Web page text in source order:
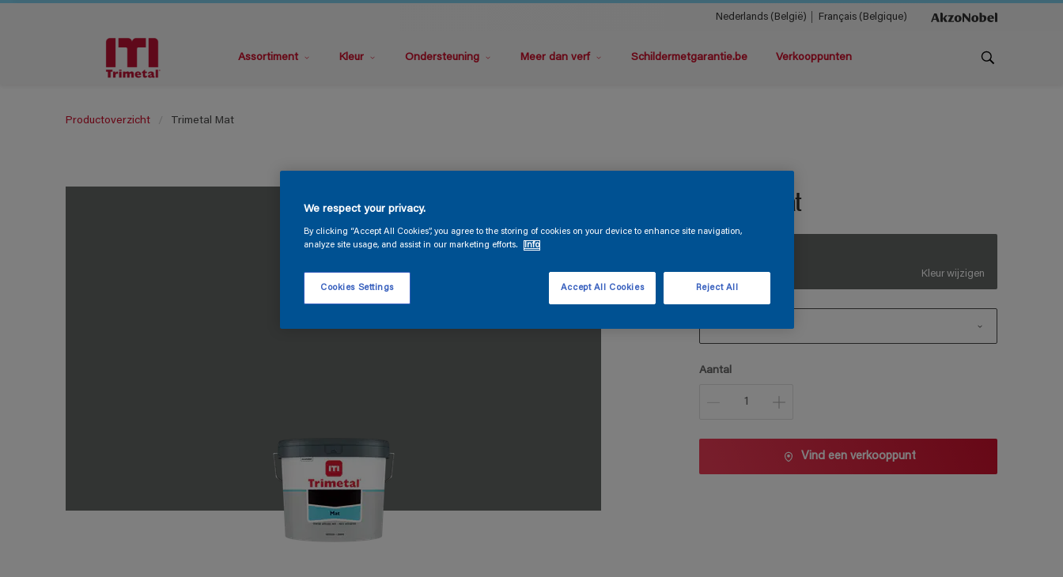
Nederlands (België) Français (Belgique)
Assortiment Kleur Ondersteuning Meer dan verf Schildermetgarantie.be Verkooppunten
Productoverzicht Trimetal Mat
Trimetal Mat
Kleur wijzigen
Aantal
Vind een verkooppunt
We respect your privacy.
By clicking “Accept All Cookies”, you agree to the storing of cookies on your device to enhance site navigation,
analyze site usage, and assist in our marketing efforts.
Info
Cookies Settings Reject All
Accept All Cookies